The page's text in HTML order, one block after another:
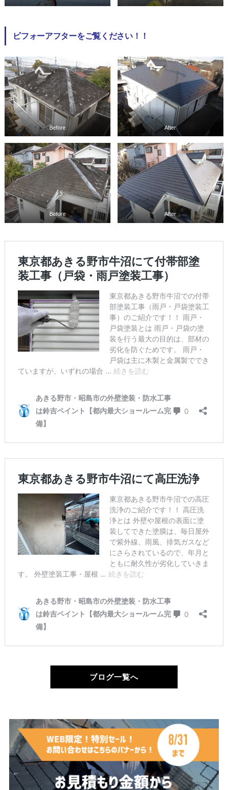
ビフォーアフターをご覧ください！！
Before After
Before After
ブログ一覧へ